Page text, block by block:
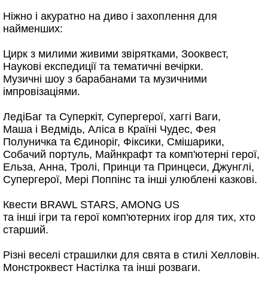
Ніжно і акуратно на диво і захоплення для
найменших:
Цирк з милими живими звірятками, Зооквест,
Наукові експедиції та тематичні вечірки.
Музичні шоу з барабанами та музичними
імпровізаціями.
ЛедіБаг та Суперкіт, Супергерої, хаггі Ваги,
Маша і Ведмідь, Аліса в Країні Чудес, Фея
Полуничка та Єдиноріг, Фіксики, Смішарики,
Собачий портуль, Майнкрафт та комп'ютерні герої,
Ельза, Анна, Тролі, Принци та Принцеси, Джунглі,
Супергерої, Мері Поппінс та інші улюблені казкові.
Квести BRAWL STARS, AMONG US
та інші ігри та герої комп'ютерних ігор для тих, хто
старший.
Різні веселі страшилки для свята в стилі Хелловін.
Монстроквест Настілка та інші розваги.